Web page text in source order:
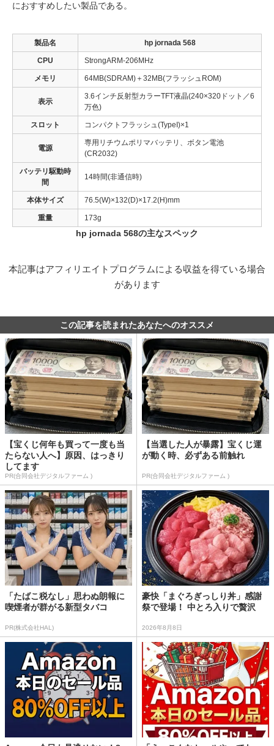
におすすめしたい製品である。
hp jornada 568の主なスペック
製品名 hp jornada 568
CPU StrongARM-206MHz
メモリ 64MB(SDRAM)＋32MB(フラッシュROM)
表示
3.6インチ反射型カラーTFT液晶(240×320ドット／6
万色)
スロット コンパクトフラッシュ(TypeI)×1
電源
専用リチウムポリマバッテリ、ボタン電池
(CR2032)
バッテリ駆動時
間
14時間(非通信時)
本体サイズ 76.5(W)×132(D)×17.2(H)mm
重量 173g
本記事はアフィリエイトプログラムによる収益を得ている場合
があります
この記事を読まれたあなたへのオススメ
【宝くじ何年も買って一度も当
たらない人へ】原因、はっきり
してます
PR(合同会社デジタルファーム )
【当選した人が暴露】宝くじ運
が動く時、必ずある前触れ
PR(合同会社デジタルファーム )
「たばこ税なし」思わぬ朗報に
喫煙者が群がる新型タバコ
PR(株式会社HAL)
豪快「まぐろぎっしり丼」感謝
祭で登場！ 中とろ入りで贅沢
2026年8月8日